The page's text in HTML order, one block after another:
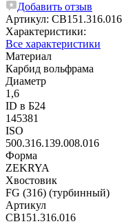
Добавить отзыв
Артикул: CB151.316.016
Характеристики:
Все характеристики
Материал
Карбид вольфрама
Диаметр
1,6
ID в Б24
145381
ISO
500.316.139.008.016
Форма
ZEKRYA
Хвостовик
FG (316) (турбинный)
Артикул
CB151.316.016